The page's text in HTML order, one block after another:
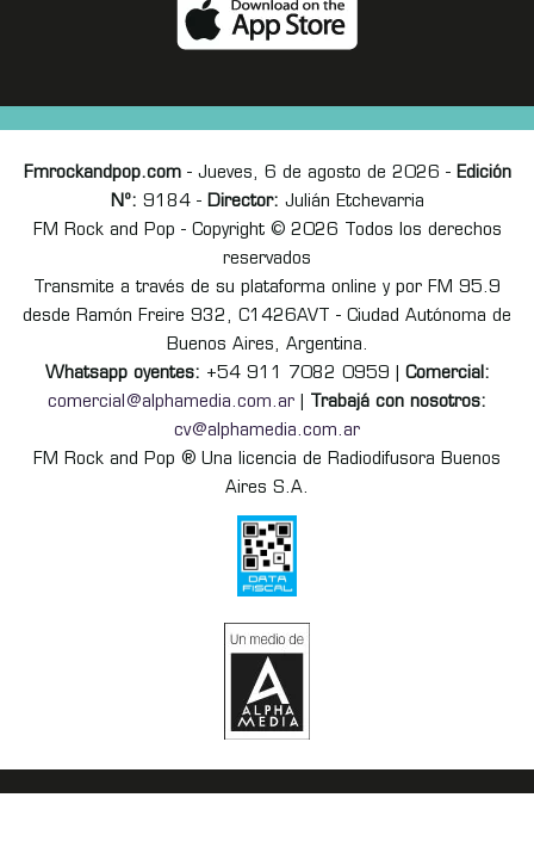
Fmrockandpop.com- Jueves, 6 de agosto de 2026 - Edición
Nº: 9184 - Director: Julián Etchevarria
FM Rock and Pop - Copyright © 2026 Todos los derechos
reservados
Transmite a través de su plataforma online y por FM 95.9
desde Ramón Freire 932, C1426AVT - Ciudad Autónoma de
Buenos Aires, Argentina.
Whatsapp oyentes: +54 911 7082 0959 | Comercial:
comercial@alphamedia.com.ar
Trabajá con nosotros:
cv@alphamedia.com.ar
FM Rock and Pop ® Una licencia de Radiodifusora Buenos
Aires S.A.